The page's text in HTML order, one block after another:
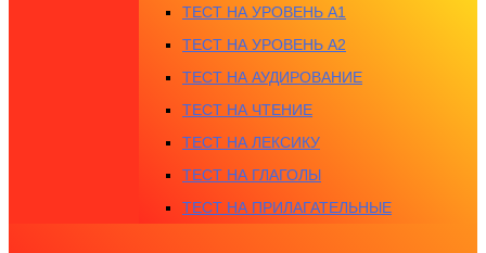
ТЕСТ НА УРОВЕНЬ A1
ТЕСТ НА УРОВЕНЬ A2
ТЕСТ НА АУДИРОВАНИЕ
ТЕСТ НА ЧТЕНИЕ
ТЕСТ НА ЛЕКСИКУ
ТЕСТ НА ГЛАГОЛЫ
ТЕСТ НА ПРИЛАГАТЕЛЬНЫЕ